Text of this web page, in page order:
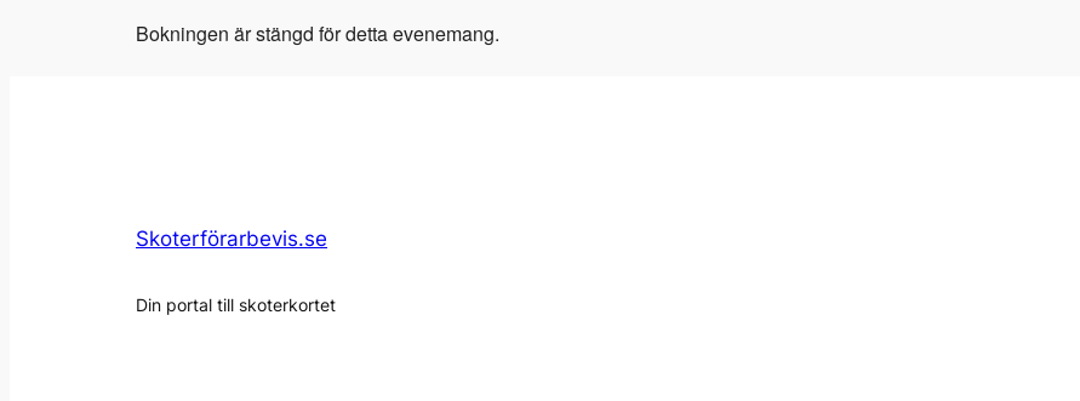
Bokningen är stängd för detta evenemang.
Skoterförarbevis.se
Din portal till skoterkortet